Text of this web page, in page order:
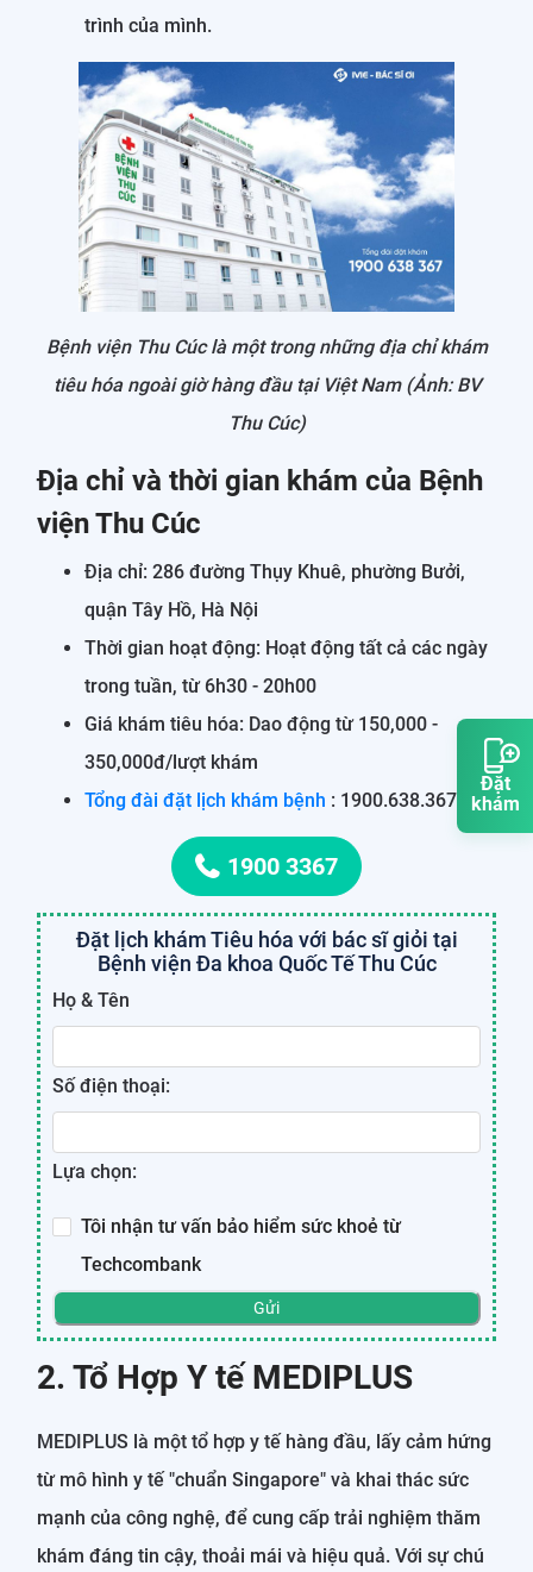
Đặt
khám
trình của mình.
Bệnh viện Thu Cúc là một trong những địa chỉ khám
tiêu hóa ngoài giờ hàng đầu tại Việt Nam (Ảnh: BV
Thu Cúc)
Địa chỉ và thời gian khám của Bệnh
viện Thu Cúc
Địa chỉ: 286 đường Thụy Khuê, phường Bưởi,
quận Tây Hồ, Hà Nội
Thời gian hoạt động: Hoạt động tất cả các ngày
trong tuần, từ 6h30 - 20h00
Giá khám tiêu hóa: Dao động từ 150,000 -
350,000đ/lượt khám
Tổng đài đặt lịch khám bệnh : 1900.638.367
1900 3367
Đặt lịch khám Tiêu hóa với bác sĩ giỏi tại
Bệnh viện Đa khoa Quốc Tế Thu Cúc
Họ & Tên
Số điện thoại:
Lựa chọn:
Tôi nhận tư vấn bảo hiểm sức khoẻ từ
Techcombank
Gửi
2. Tổ Hợp Y tế MEDIPLUS
MEDIPLUS là một tổ hợp y tế hàng đầu, lấy cảm hứng
từ mô hình y tế "chuẩn Singapore" và khai thác sức
mạnh của công nghệ, để cung cấp trải nghiệm thăm
khám đáng tin cậy, thoải mái và hiệu quả. Với sự chú